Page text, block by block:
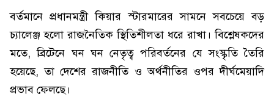
বর্তমানে প্রধানমন্ত্রী কিয়ার স্টারমারের সামনে সবচেয়ে বড়
চ্যালেঞ্জ হলো রাজনৈতিক স্থিতিশীলতা ধরে রাখা। বিশ্লেষকদের
মতে, ব্রিটেনে ঘন ঘন নেতৃত্ব পরিবর্তনের যে সংস্কৃতি তৈরি
হয়েছে, তা দেশের রাজনীতি ও অর্থনীতির ওপর দীর্ঘমেয়াদি
প্রভাব ফেলছে।